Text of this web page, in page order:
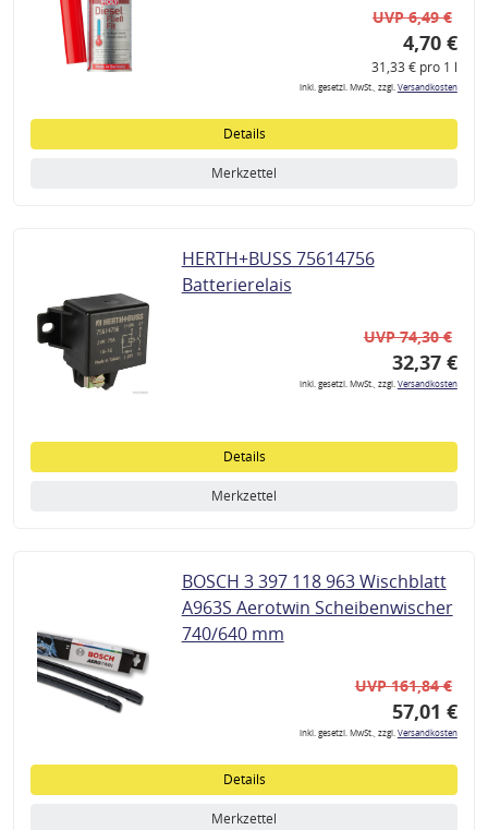
UVP 6,49 €
4,70 €
31,33 € pro 1 l
inkl. gesetzl. MwSt., zzgl.Versandkosten
Details
Merkzettel
HERTH+BUSS 75614756
Batterierelais
UVP 74,30 €
32,37 €
inkl. gesetzl. MwSt., zzgl.Versandkosten
Details
Merkzettel
BOSCH 3 397 118 963 Wischblatt
A963S Aerotwin Scheibenwischer
740/640 mm
UVP 161,84 €
57,01 €
inkl. gesetzl. MwSt., zzgl.Versandkosten
Details
Merkzettel